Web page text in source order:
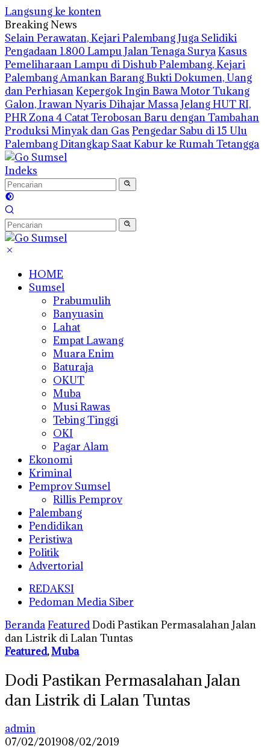
Langsung ke konten
Breaking News
Selain Perawatan, Kejari Palembang Juga Selidiki
Pengadaan 1.800 Lampu Jalan Tenaga SuryaKasus
Pemeliharaan Lampu di Dishub Palembang, Kejari
Palembang Amankan Barang Bukti Dokumen, Uang
dan PerhiasanKepergok Ingin Bawa Motor Tukang
Galon, Irawan Nyaris Dihajar MassaJelang HUT RI,
PHR Zona 4 Catat Terobosan Baru dengan Tambahan
Produksi Minyak dan Gas Pengedar Sabu di 15 Ulu
Palembang Ditangkap Saat Kabur ke Rumah Tetangga
Indeks
HOME
Sumsel
Prabumulih
Banyuasin
Lahat
Empat Lawang
Muara Enim
Baturaja
OKUT
Muba
Musi Rawas
Tebing Tinggi
OKI
Pagar Alam
Ekonomi
Kriminal
Pemprov Sumsel
Rillis Pemprov
Palembang
Pendidikan
Peristiwa
Politik
Advertorial
REDAKSI
Pedoman Media Siber
BerandaFeaturedDodi Pastikan Permasalahan Jalan
dan Listrik di Lalan Tuntas
Featured,Muba
Dodi Pastikan Permasalahan Jalan
dan Listrik di Lalan Tuntas
admin
07/02/201908/02/2019